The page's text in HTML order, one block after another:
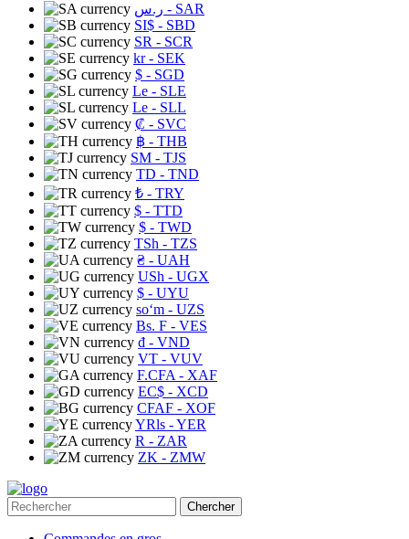
ر.س - SAR
SI$ - SBD
SR - SCR
kr- SEK
$ - SGD
Le - SLE
Le - SLL
₡ - SVC
฿ - THB
ЅМ - TJS
TD - TND
₺ - TRY
$ - TTD
$ - TWD
TSh - TZS
₴ - UAH
USh - UGX
$ - UYU
soʻm - UZS
Bs. F - VES
₫ - VND
VT - VUV
F.CFA - XAF
EC$ - XCD
CFAF - XOF
YRls - YER
R - ZAR
ZK - ZMW
Chercher